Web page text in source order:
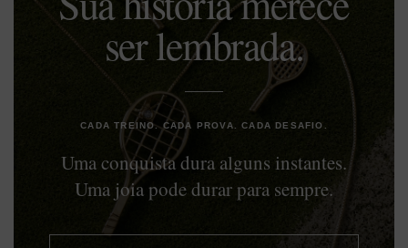
ser lembrada.
CADA TREINO. CADA PROVA. CADA DESAFIO.
Uma conquista dura alguns instantes.
Uma joia pode durar para sempre.